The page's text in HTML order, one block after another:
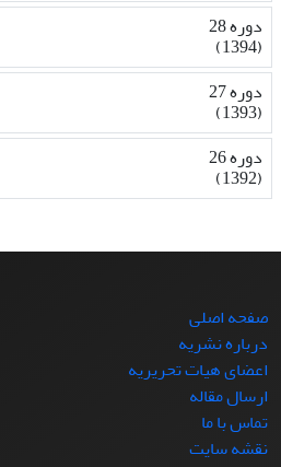
دوره 28
(1394)
دوره 27
(1393)
دوره 26
(1392)
صفحه اصلی
درباره نشریه
اعضای هیات تحریریه
ارسال مقاله
تماس با ما
نقشه سایت